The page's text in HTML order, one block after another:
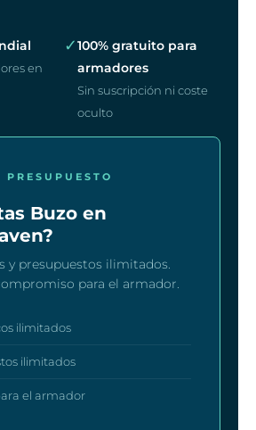
en
✓100% gratuito para
armadores
Sin suscripción ni coste
oculto
Buzo en
y presupuestos ilimitados.
para el armador.
ilimitados
ilimitados
el armador